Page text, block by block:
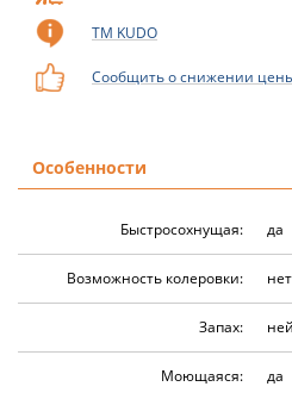
ТМ KUDO
Сообщить о снижении
Особенности
Быстросохнущая: да
Возможность колеровки: нет
Запах:
Моющаяся: да